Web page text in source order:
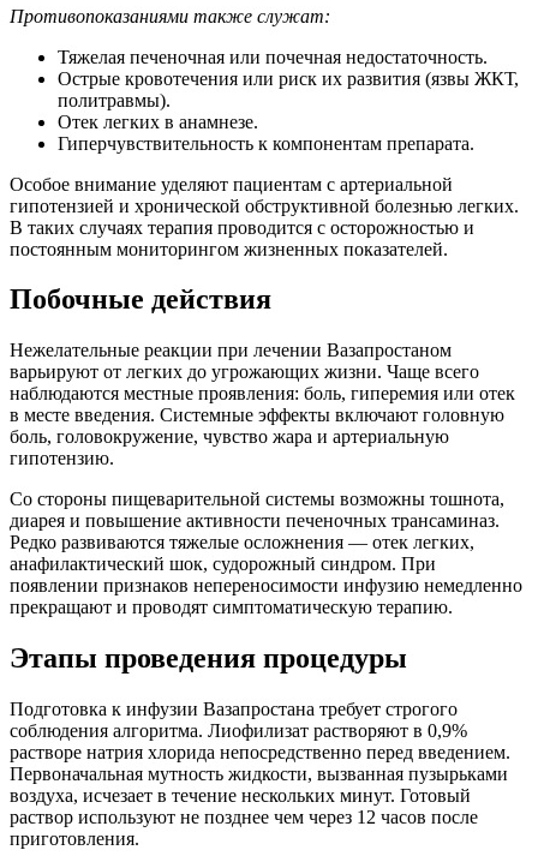
Противопоказаниями также служат:
Тяжелая печеночная или почечная недостаточность.
Острые кровотечения или риск их развития (язвы ЖКТ,
политравмы).
Отек легких в анамнезе.
Гиперчувствительность к компонентам препарата.
Особое внимание уделяют пациентам с артериальной
гипотензией и хронической обструктивной болезнью легких.
В таких случаях терапия проводится с осторожностью и
постоянным мониторингом жизненных показателей.
Побочные действия
Нежелательные реакции при лечении Вазапростаном
варьируют от легких до угрожающих жизни. Чаще всего
наблюдаются местные проявления: боль, гиперемия или отек
в месте введения. Системные эффекты включают головную
боль, головокружение, чувство жара и артериальную
гипотензию.
Со стороны пищеварительной системы возможны тошнота,
диарея и повышение активности печеночных трансаминаз.
Редко развиваются тяжелые осложнения — отек легких,
анафилактический шок, судорожный синдром. При
появлении признаков непереносимости инфузию немедленно
прекращают и проводят симптоматическую терапию.
Этапы проведения процедуры
Подготовка к инфузии Вазапростана требует строгого
соблюдения алгоритма. Лиофилизат растворяют в 0,9%
растворе натрия хлорида непосредственно перед введением.
Первоначальная мутность жидкости, вызванная пузырьками
воздуха, исчезает в течение нескольких минут. Готовый
раствор используют не позднее чем через 12 часов после
приготовления.